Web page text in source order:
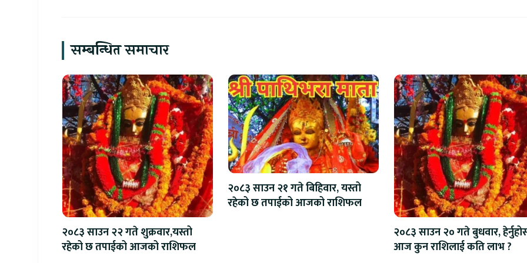
सम्बन्धित समाचार
२०८३ साउन २२ गते शुक्रवार,यस्तो
रहेको छ तपाईको आजको राशिफल
२०८३ साउन २१ गते बिहिवार, यस्तो
रहेको छ तपाईको आजको राशिफल
२०८३ साउन २० गते बुधवार,
आज कुन राशिलाई कति लाभ ?